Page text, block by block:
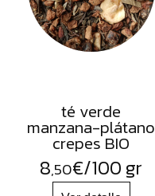
té verde
manzana-plátano
crepes BIO
8,50€/100 gr